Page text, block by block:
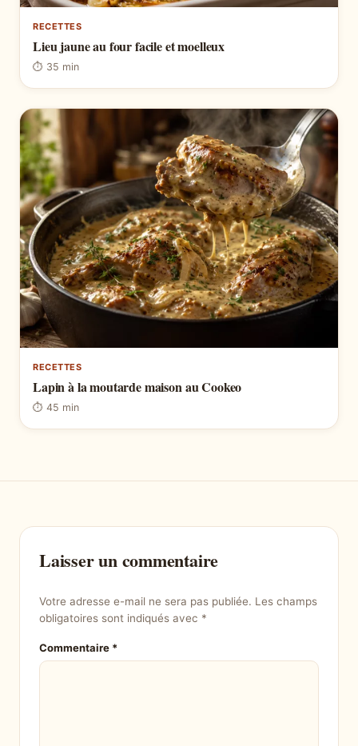
RECETTES
Lieu jaune au four facile et moelleux
⏱ 35 min
RECETTES
Lapin à la moutarde maison au Cookeo
⏱ 45 min
Laisser un commentaire
Votre adresse e-mail ne sera pas publiée. Les champs
obligatoires sont indiqués avec *
Commentaire *